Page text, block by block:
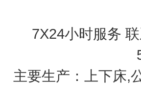
7X24小时服务
主要生产：上下床,